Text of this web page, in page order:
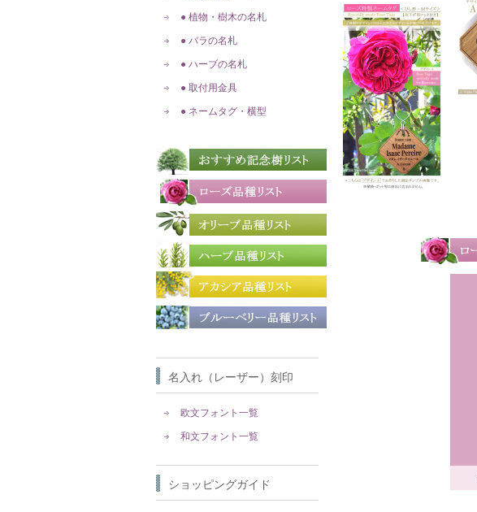
● 植物・樹木の名札
● バラの名札
● ハーブの名札
● 取付用金具
● ネームタグ・横型
名入れ（レーザー）刻印
欧文フォント一覧
和文フォント一覧
ショッピングガイド